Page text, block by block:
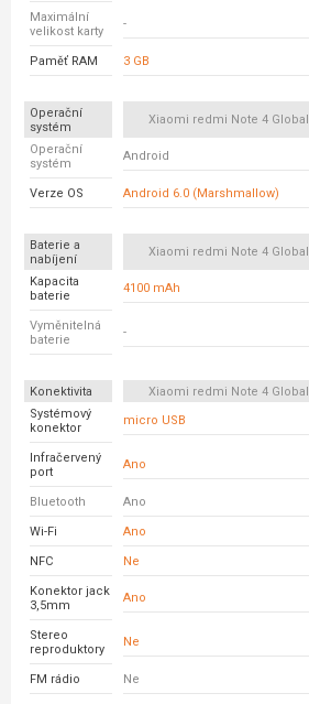
Maximální
velikost karty
-
Paměť RAM 3 GB
Operační
systém
Xiaomi redmi Note 4 Global
Operační
systém
Android
Verze OS Android 6.0 (Marshmallow)
Baterie a
nabíjení
Xiaomi redmi Note 4 Global
Kapacita
baterie
4100 mAh
Vyměnitelná
baterie
-
Konektivita Xiaomi redmi Note 4 Global
Systémový
konektor
micro USB
Infračervený
port
Ano
Bluetooth Ano
Wi-Fi Ano
NFC Ne
Konektor jack
3,5mm
Ano
Stereo
reproduktory
Ne
FM rádio Ne